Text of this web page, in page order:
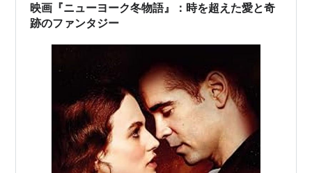
映画『ニューヨーク冬物語』：時を超えた愛と奇
跡のファンタジー